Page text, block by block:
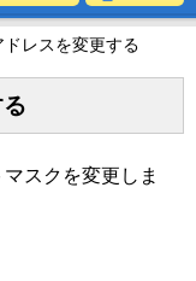
ドレスを変更する
スクを変更しま